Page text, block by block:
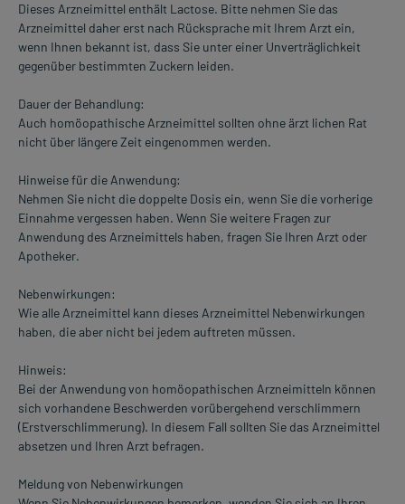
Dieses Arzneimittel enthält Lactose. Bitte nehmen Sie das
Arzneimittel daher erst nach Rücksprache mit Ihrem Arzt ein,
wenn Ihnen bekannt ist, dass Sie unter einer Unverträglichkeit
gegenüber bestimmten Zuckern leiden.
Dauer der Behandlung:
Auch homöopathische Arzneimittel sollten ohne ärzt lichen Rat
nicht über längere Zeit eingenommen werden.
Hinweise für die Anwendung:
Nehmen Sie nicht die doppelte Dosis ein, wenn Sie die vorherige
Einnahme vergessen haben. Wenn Sie weitere Fragen zur
Anwendung des Arzneimittels haben, fragen Sie Ihren Arzt oder
Apotheker.
Nebenwirkungen:
Wie alle Arzneimittel kann dieses Arzneimittel Nebenwirkungen
haben, die aber nicht bei jedem auftreten müssen.
Hinweis:
Bei der Anwendung von homöopathischen Arzneimitteln können
sich vorhandene Beschwerden vorübergehend verschlimmern
(Erstverschlimmerung). In diesem Fall sollten Sie das Arzneimittel
absetzen und Ihren Arzt befragen.
Meldung von Nebenwirkungen